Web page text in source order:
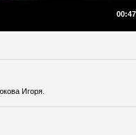
Игоря.